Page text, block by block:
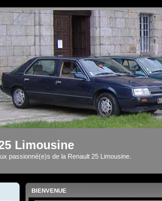
Limousine
passionné(e)s de la Renault 25 Limousine.
BIENVENUE